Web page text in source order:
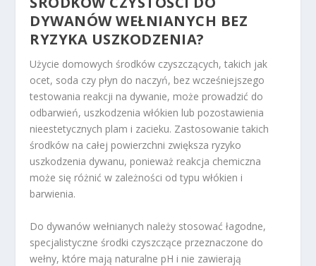
DYWANÓW WEŁNIANYCH BEZ
RYZYKA USZKODZENIA?
Użycie domowych środków czyszczących, takich jak
ocet, soda czy płyn do naczyń, bez wcześniejszego
testowania reakcji na dywanie, może prowadzić do
odbarwień, uszkodzenia włókien lub pozostawienia
nieestetycznych plam i zacieku. Zastosowanie takich
środków na całej powierzchni zwiększa ryzyko
uszkodzenia dywanu, ponieważ reakcja chemiczna
może się różnić w zależności od typu włókien i
barwienia.
Do dywanów wełnianych należy stosować łagodne,
specjalistyczne środki czyszczące przeznaczone do
wełny, które mają naturalne pH i nie zawierają